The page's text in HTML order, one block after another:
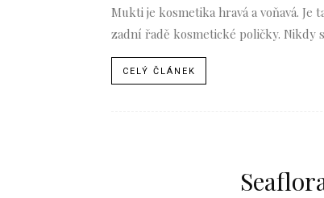
Mukti je kosmetika hravá a voňavá.
zadní řadě kosmetické poličky. Nikdy
CELÝ ČLÁNEK